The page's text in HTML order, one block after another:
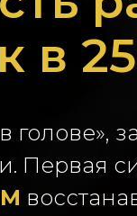
в 25
голове»,
Первая